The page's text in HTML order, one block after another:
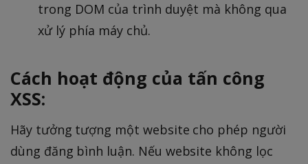
trong DOM của trình duyệt mà không qua
xử lý phía máy chủ.
Cách hoạt động của tấn công
XSS:
Hãy tưởng tượng một website cho phép người
dùng đăng bình luận. Nếu website không lọc